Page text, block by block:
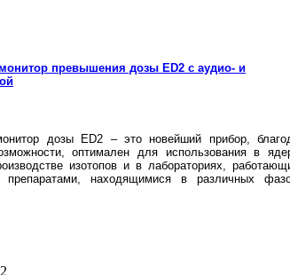
превышения дозы ED2 с аудио- и
дозы ED2 – это новейший прибор,
оптимален для использования в
изотопов и в лабораториях,
препаратами, находящимися в различных